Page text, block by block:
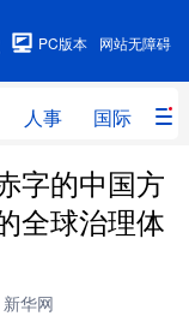
网站无障碍
PC版本
人事 国际 财
人事
港澳
字的中国方
全球治理体
华网